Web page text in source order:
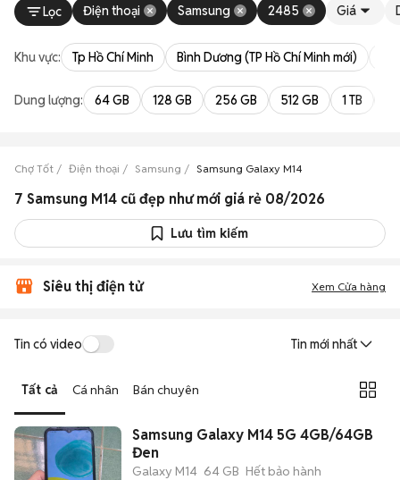
Lọc Điện thoại Samsung 2485 Giá
Khu vực: Tp Hồ Chí Minh Bình Dương (TP Hồ Chí Minh mới)
Dung lượng: 64 GB 128 GB 256 GB 512 GB 1 TB
Chợ Tốt Điện thoại Samsung Samsung Galaxy M14
7 Samsung M14 cũ đẹp như mới giá rẻ 08/2026
Lưu tìm kiếm
Siêu thị điện tử Xem Cửa hàng
Tin có video Tin mới nhất
Tất cả Cá nhân Bán chuyên
Samsung Galaxy M14 5G 4GB/64GB
Đen
Galaxy M14 64 GB Hết bảo hành